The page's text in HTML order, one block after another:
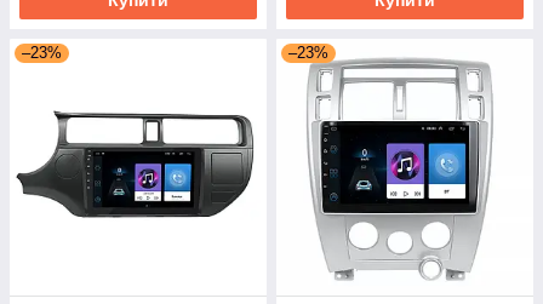
–23% –23%